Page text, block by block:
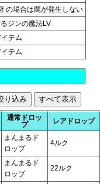
の場合は罠が発生しない
ジンの魔法LV
テム
テム
通常ドロッ
プ
レアドロップ
まんまるド
ロップ
4ルク
まんまるド
ロップ
22ルク